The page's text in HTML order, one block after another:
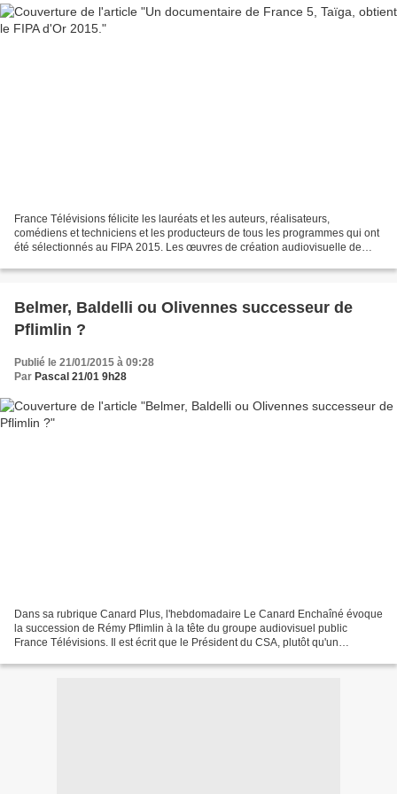
France Télévisions félicite les lauréats et les auteurs, réalisateurs,
comédiens et techniciens et les producteurs de tous les programmes qui ont
été sélectionnés au FIPA 2015. Les œuvres de création audiovisuelle de
Belmer, Baldelli ou Olivennes successeur de
Pflimlin ?
Publié le 21/01/2015 à 09:28
Par Pascal 21/01 9h28
Dans sa rubrique Canard Plus, l'hebdomadaire Le Canard Enchaîné évoque
la succession de Rémy Pflimlin à la tête du groupe audiovisuel public
France Télévisions. Il est écrit que le Président du CSA, plutôt qu'un